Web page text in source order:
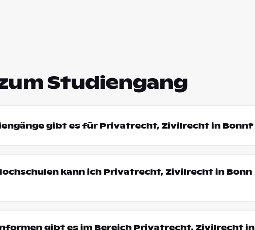
Studiengang
gibt es für Privatrecht, Zivilrecht in Bonn?
kann ich Privatrecht, Zivilrecht in Bonn
gibt es im Bereich Privatrecht, Zivilrecht in